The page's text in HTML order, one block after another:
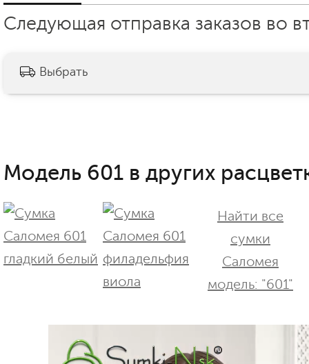
Следующая отправка заказов во
Выбрать
Модель 601 в других
Найти все
сумки
Саломея
модель: "601"